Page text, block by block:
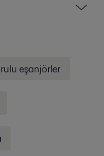
eşanjörler